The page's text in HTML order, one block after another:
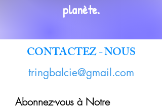
planète.
CONTACTEZ - NOUS
tringbalcie@gmail.com
Abonnez-vous à Notre